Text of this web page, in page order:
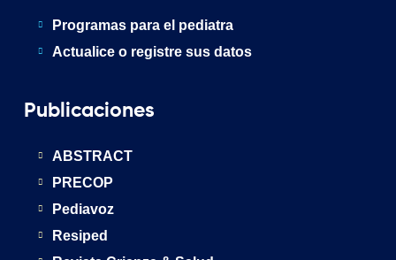
Programas para el pediatra
Actualice o registre sus datos
Publicaciones
ABSTRACT
PRECOP
Pediavoz
Resiped